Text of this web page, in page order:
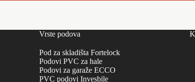
Vrste podova
Pod za skladišta Fortelock
Podovi PVC za hale
Podovi za garaže ECCO
PVC podovi Invesbile